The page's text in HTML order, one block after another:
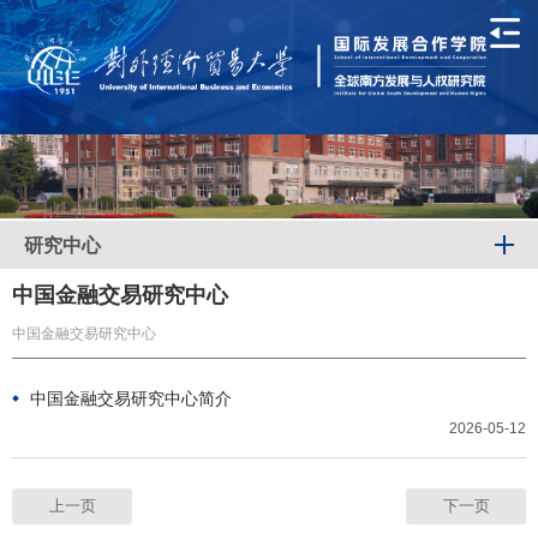
研究中心
中国金融交易研究中心
中国金融交易研究中心
中国金融交易研究中心简介
2026-05-12
上一页 下一页